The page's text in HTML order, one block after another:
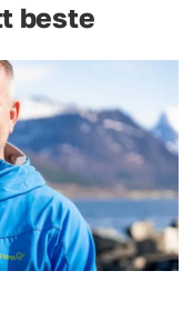
beste